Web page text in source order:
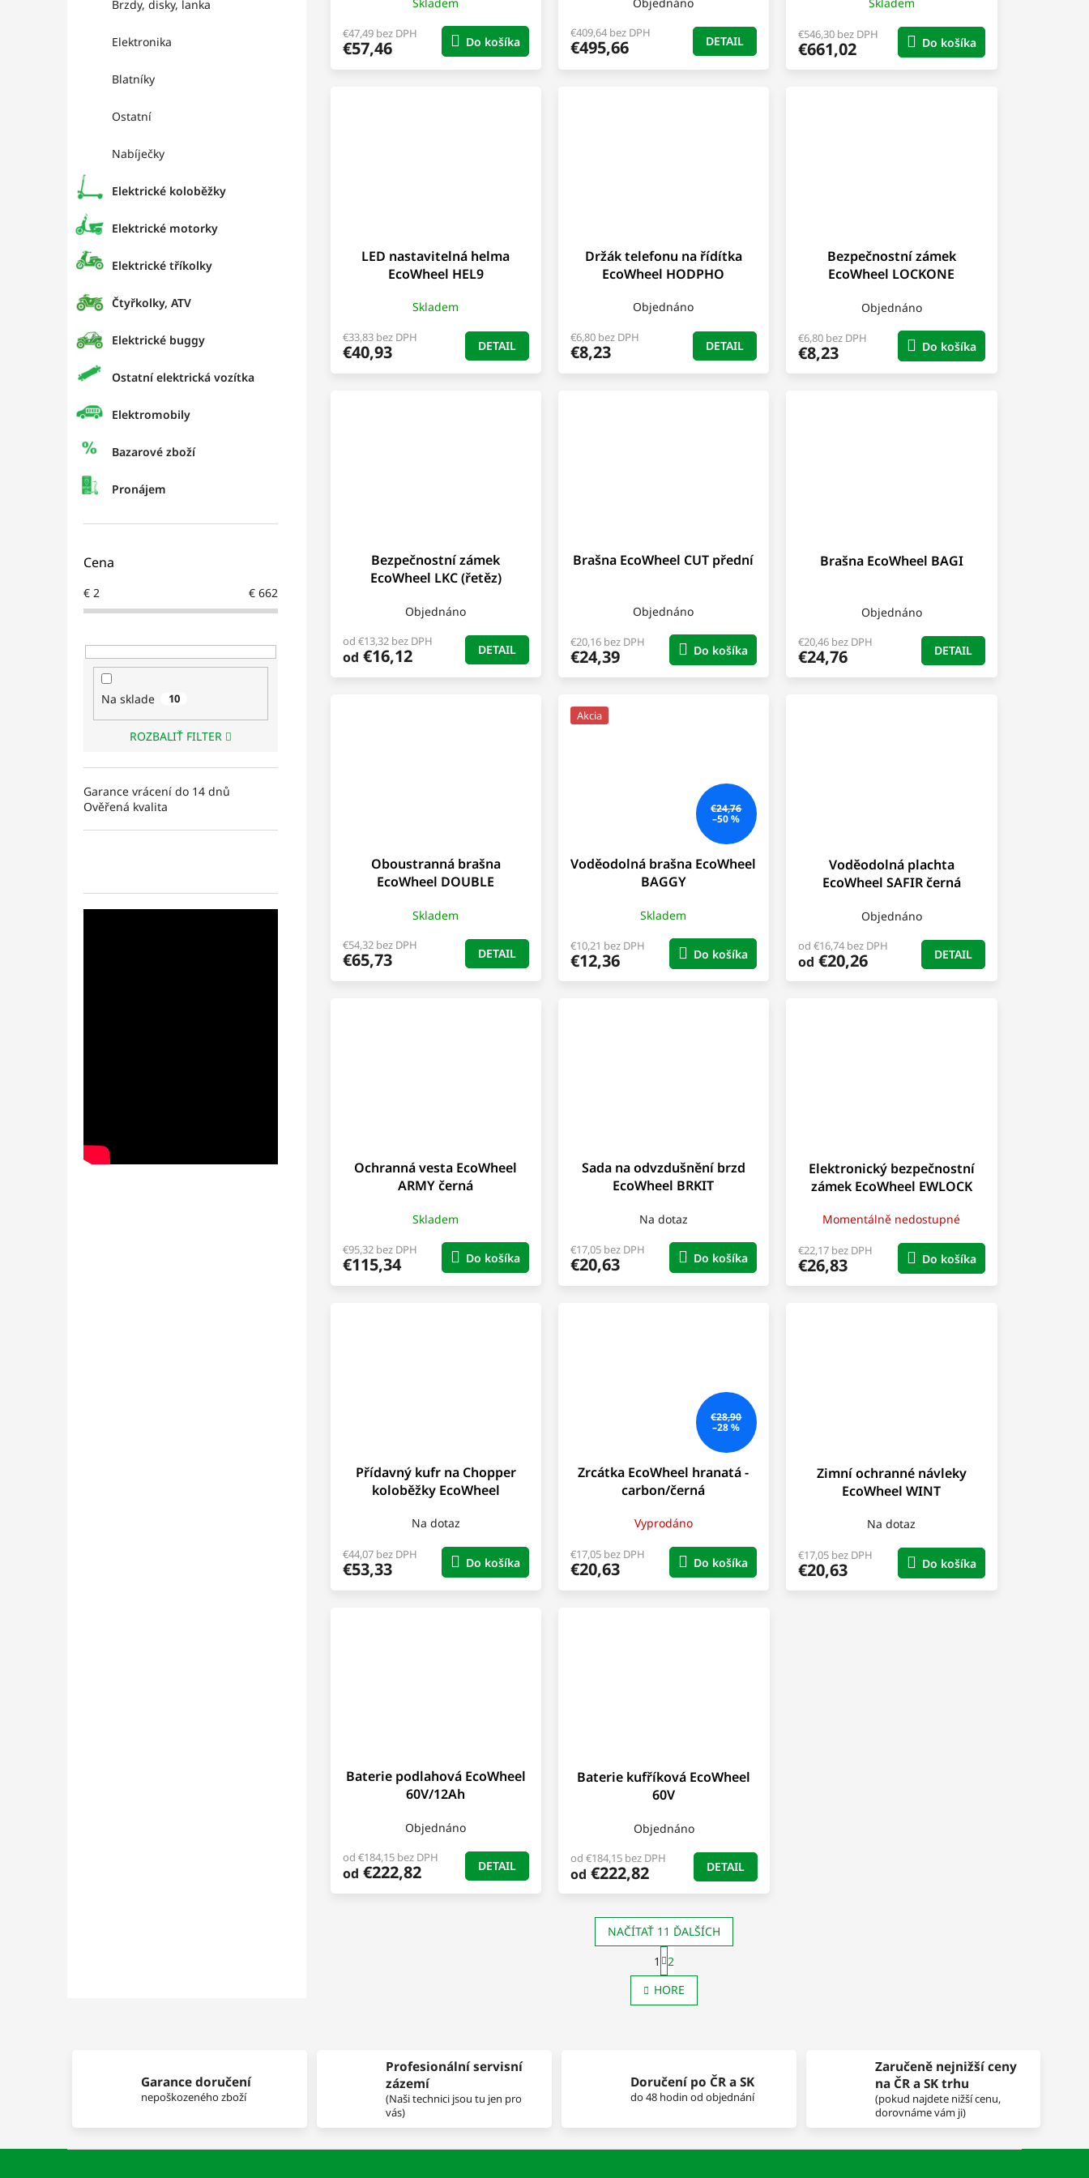
Brzdy, disky, lanka
Elektronika
Blatníky
Ostatní
Nabíječky
Elektrické koloběžky
Elektrické motorky
Elektrické tříkolky
Čtyřkolky, ATV
Elektrické buggy
Ostatní elektrická vozítka
Elektromobily
Bazarové zboží
Pronájem
Cena
€ 2 € 662
Na sklade 10
ROZBALIŤ FILTER
Garance vrácení do 14 dnů
Ověřená kvalita
€47,49 bez DPH
€57,46 Do košíka
€409,64 bez DPH
€495,66 DETAIL
Skladem
€546,30 bez DPH
€661,02 Do košíka
LED nastavitelná helma
EcoWheel HEL9
Skladem
€33,83 bez DPH
€40,93 DETAIL
Držák telefonu na řídítka
EcoWheel HODPHO
Objednáno
€6,80 bez DPH
€8,23 DETAIL
Bezpečnostní zámek
EcoWheel LOCKONE
Objednáno
€6,80 bez DPH
€8,23 Do košíka
Bezpečnostní zámek
EcoWheel LKC (řetěz)
Objednáno
od €13,32 bez DPH
od €16,12 DETAIL
Brašna EcoWheel CUT přední
Objednáno
€20,16 bez DPH
€24,39 Do košíka
Brašna EcoWheel BAGI
Objednáno
€20,46 bez DPH
€24,76 DETAIL
Oboustranná brašna
EcoWheel DOUBLE
Skladem
€54,32 bez DPH
€65,73 DETAIL
Akcia
€24,76
–50 %
Voděodolná brašna EcoWheel
BAGGY
Skladem
€10,21 bez DPH
€12,36 Do košíka
Voděodolná plachta
EcoWheel SAFIR černá
Objednáno
od €16,74 bez DPH
od €20,26 DETAIL
Ochranná vesta EcoWheel
ARMY černá
Skladem
€95,32 bez DPH
€115,34 Do košíka
Sada na odvzdušnění brzd
EcoWheel BRKIT
Na dotaz
€17,05 bez DPH
€20,63 Do košíka
Elektronický bezpečnostní
zámek EcoWheel EWLOCK
Momentálně nedostupné
€22,17 bez DPH
€26,83 Do košíka
Přídavný kufr na Chopper
koloběžky EcoWheel
Na dotaz
€44,07 bez DPH
€53,33 Do košíka
€28,90
–28 %
Zrcátka EcoWheel hranatá -
carbon/černá
Vyprodáno
€17,05 bez DPH
€20,63 Do košíka
Zimní ochranné návleky
EcoWheel WINT
Na dotaz
€17,05 bez DPH
€20,63 Do košíka
Baterie podlahová EcoWheel
60V/12Ah
Objednáno
od €184,15 bez DPH
od €222,82 DETAIL
Baterie kufříková EcoWheel
60V
Objednáno
od €184,15 bez DPH
od €222,82 DETAIL
O
v
l
i
e
p
k
NAČÍTAŤ 11 ĎALŠÍCH
S
t
r
á
n
n
i
e
1
2
HORE
Garance doručení
nepoškozeného zboží
Profesionální servisní
zázemí
(Naši technici jsou tu jen pro
vás)
Doručení po ČR a SK
do 48 hodin od objednání
Zaručeně nejnižší ceny
na ČR a SK trhu
(pokud najdete nižší cenu,
dorovnáme vám ji)